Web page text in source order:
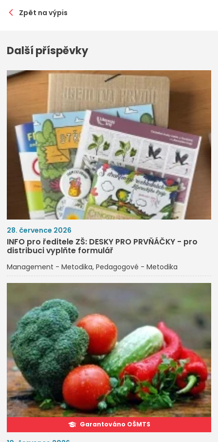
Zpět na výpis
Další příspěvky
28. července 2026
INFO pro ředitele ZŠ: DESKY PRO PRVŇÁČKY - pro
distribuci vyplňte formulář
Management - Metodika Pedagogové - Metodika
Garantováno OŠMTS